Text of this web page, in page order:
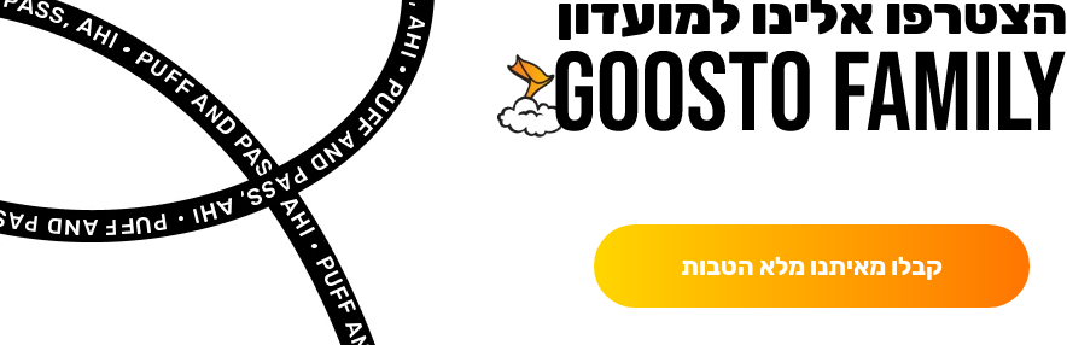
הצטרפו אלינו למועדון
קבלו מאיתנו מלא הטבות